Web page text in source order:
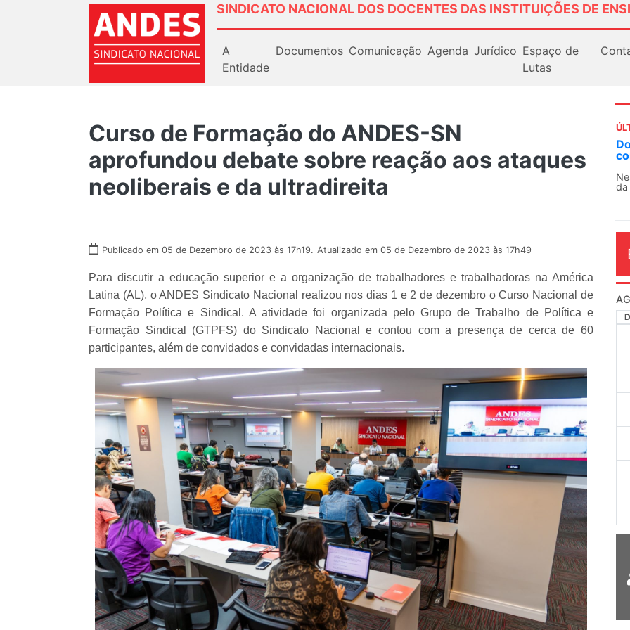
SINDICATO NACIONAL DOS DOCENTES DAS INSTITUIÇÕES DE
A
Entidade
Documentos Comunicação Agenda Jurídico Espaço de
Lutas
Curso de Formação do ANDES-SN
aprofundou debate sobre reação aos ataques
neoliberais e da ultradireita
Publicado em 05 de Dezembro de 2023 às 17h19. Atualizado em 05 de Dezembro de 2023 às 17h49
Para discutir a educação superior e a organização de trabalhadores e trabalhadoras na América
Latina (AL), o ANDES Sindicato Nacional realizou nos dias 1 e 2 de dezembro o Curso Nacional de
Formação Política e Sindical. A atividade foi organizada pelo Grupo de Trabalho de Política e
Formação Sindical (GTPFS) do Sindicato Nacional e contou com a presença de cerca de 60
participantes, além de convidados e convidadas internacionais.
O